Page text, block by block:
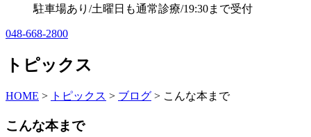
駐車場あり/土曜日も通常診療/19:30まで受付
048-668-2800
トピックス
HOME > トピックス > ブログ > こんな本まで
こんな本まで